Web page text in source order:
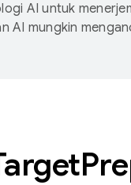
AI untuk
AI mungkin